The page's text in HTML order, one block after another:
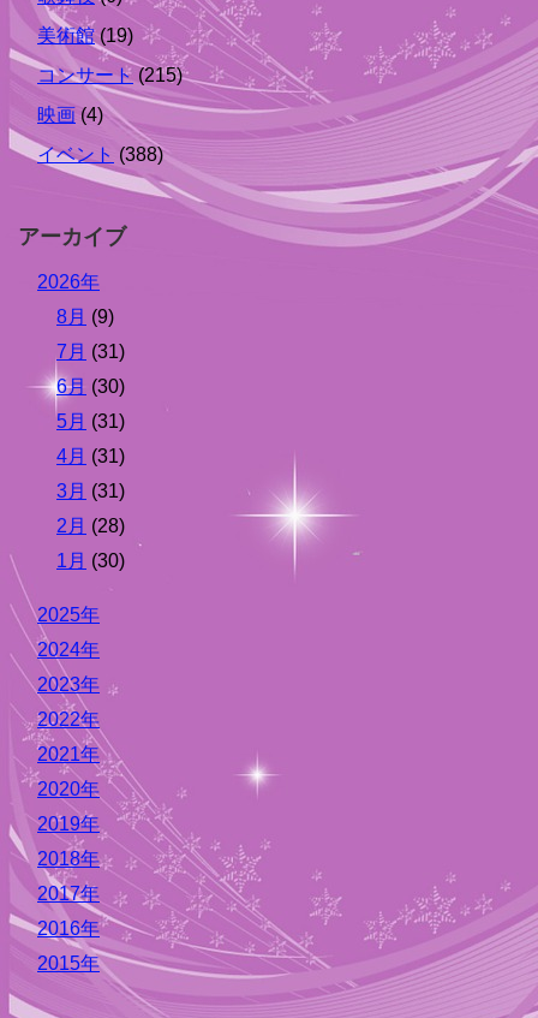
美術館(19)
コンサート (215)
映画 (4)
イベント (388)
アーカイブ
2026年
8月 (9)
7月 (31)
6月 (30)
5月 (31)
4月 (31)
3月 (31)
2月 (28)
1月 (30)
2025年
2024年
2023年
2022年
2021年
2020年
2019年
2018年
2017年
2016年
2015年